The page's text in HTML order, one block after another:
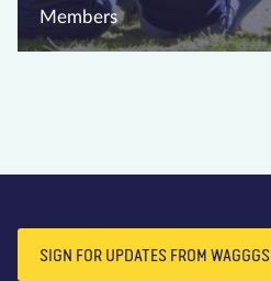
Members
SIGN FOR UPDATES FROM WAGGGS